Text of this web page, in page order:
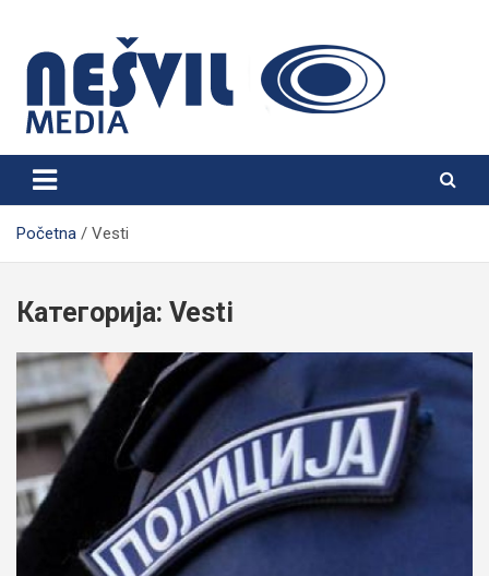
content
Nešvil Media Bogatić
Početna Vesti
Категорија: Vesti